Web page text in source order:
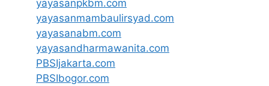
yayasanpkbm.com
yayasanmambaulirsyad.com
yayasanabm.com
yayasandharmawanita.com
PBSIjakarta.com
PBSIbogor.com